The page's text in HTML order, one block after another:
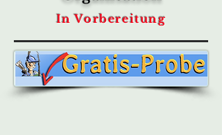
In Vorbereitung